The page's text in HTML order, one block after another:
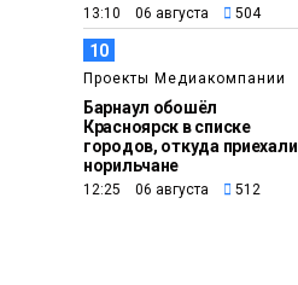
13:10 06 августа 504
10
Проекты Медиакомпании
Барнаул обошёл
Красноярск в списке
городов, откуда приехали
норильчане
12:25 06 августа 512